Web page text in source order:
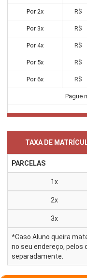
Por2x R$
Por 3x R$
Por4x R$
Por 5x R$
Por6x R$
Pague
TAXA DE
PARCELAS
1x
2x
3x
*Caso Aluno queira
no seu endereço, pelos
separadamente.